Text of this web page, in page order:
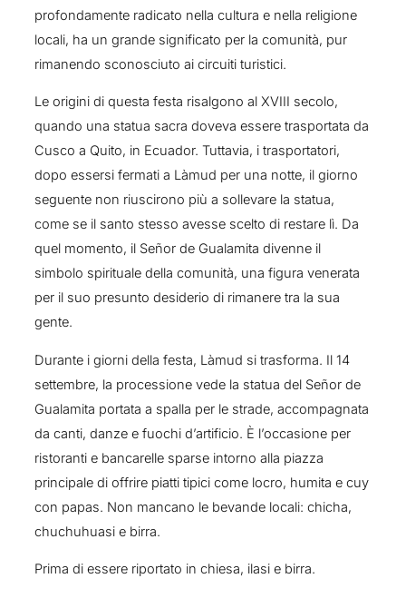
profondamente radicato nella cultura e nella religione
locali, ha un grande significato per la comunità, pur
rimanendo sconosciuto ai circuiti turistici.
Le origini di questa festa risalgono al XVIII secolo,
quando una statua sacra doveva essere trasportata da
Cusco a Quito, in Ecuador. Tuttavia, i trasportatori,
dopo essersi fermati a Làmud per una notte, il giorno
seguente non riuscirono più a sollevare la statua,
come se il santo stesso avesse scelto di restare lì. Da
quel momento, il Señor de Gualamita divenne il
simbolo spirituale della comunità, una figura venerata
per il suo presunto desiderio di rimanere tra la sua
gente.
Durante i giorni della festa, Làmud si trasforma. Il 14
settembre, la processione vede la statua del Señor de
Gualamita portata a spalla per le strade, accompagnata
da canti, danze e fuochi d’artificio. È l’occasione per
ristoranti e bancarelle sparse intorno alla piazza
principale di offrire piatti tipici come locro, humita e cuy
con papas. Non mancano le bevande locali: chicha,
chuchuhuasi e birra.
Prima di essere riportato in chiesa, ilasi e birra.